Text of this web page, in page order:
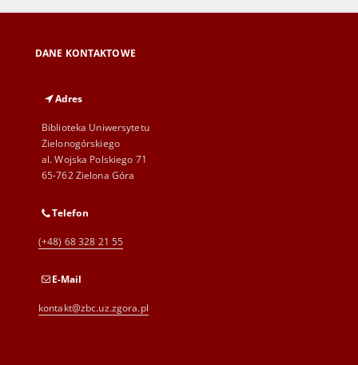
DANE KONTAKTOWE
Adres
Biblioteka Uniwersytetu
Zielonogórskiego
al. Wojska Polskiego 71
65-762 Zielona Góra
Telefon
(+48) 68 328 21 55
E-Mail
kontakt@zbc.uz.zgora.pl